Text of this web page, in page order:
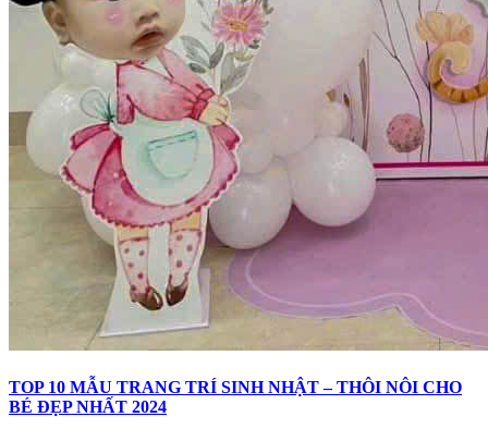
TOP 10 MẪU TRANG TRÍ SINH NHẬT – THÔI NÔI CHO
BÉ ĐẸP NHẤT 2024